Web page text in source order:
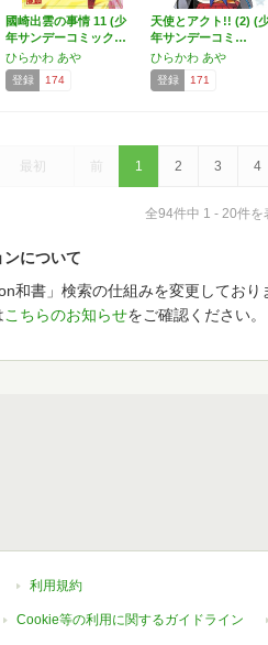
國崎出雲の事情 11 (少
年サンデーコミック…
ひらかわ あや
登録 174
天使とアクト!! (2) (
年サンデーコミ…
ひらかわ あや
登録 171
最初 前 1 2 3 4
全94件中 1 - 20件を
について
和書」検索の仕組みを変更してお
こちらのお知らせをご確認ください。
利用規約
Cookie等の利用に関するガイドライン